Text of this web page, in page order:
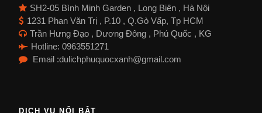
SH2-05 Bình Minh Garden , Long Biên , Hà Nội
1231 Phan Văn Trị , P.10 , Q.Gò Vấp, Tp HCM
Trần Hưng Đạo , Dương Đông , Phú Quốc , KG
Hotline: 0963551271
Email :dulichphuquocxanh@gmail.com
DỊCH VỤ NỔI BẬT